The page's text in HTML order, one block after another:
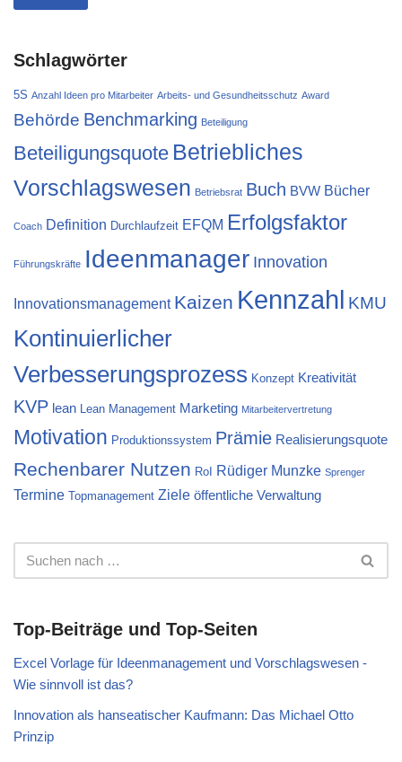
Schlagwörter
5S Anzahl Ideen pro Mitarbeiter Arbeits- und Gesundheitsschutz Award
Behörde Benchmarking Beteiligung
Beteiligungsquote Betriebliches
Vorschlagswesen Betriebsrat Buch BVW Bücher
Coach Definition Durchlaufzeit EFQM Erfolgsfaktor
Führungskräfte Ideenmanager Innovation
Innovationsmanagement Kaizen Kennzahl KMU
Kontinuierlicher
Verbesserungsprozess Konzept Kreativität
KVP lean Lean Management Marketing Mitarbeitervertretung
Motivation Produktionssystem Prämie Realisierungsquote
Rechenbarer Nutzen RoI Rüdiger Munzke Sprenger
Termine Topmanagement Ziele öffentliche Verwaltung
Top-Beiträge und Top-Seiten
Excel Vorlage für Ideenmanagement und Vorschlagswesen -
Wie sinnvoll ist das?
Innovation als hanseatischer Kaufmann: Das Michael Otto
Prinzip